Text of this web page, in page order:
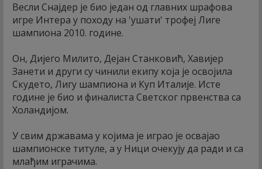
Весли Снајдер је био један од главних шрафова
игре Интера у походу на 'ушати' трофеј Лиге
шампиона 2010. године.
Он, Дијего Милито, Дејан Станковић, Хавијер
Занети и други су чинили екипу која је освојила
Скудето, Лигу шампиона и Куп Италије. Исте
године је био и финалиста Светског првенства са
Холандијом.
У свим државама у којима је играо је освајао
шампионске титуле, а у Ници очекују да ради и са
млађим играчима.